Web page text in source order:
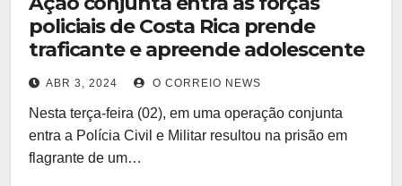
policiais de Costa Rica prende
traficante e apreende adolescente
ABR 3, 2024 O CORREIO NEWS
Nesta terça-feira (02), em uma operação conjunta
entra a Polícia Civil e Militar resultou na prisão em
flagrante de um…